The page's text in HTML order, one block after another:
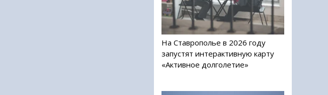
На Ставрополье в 2026 году
запустят интерактивную карту
«Активное долголетие»